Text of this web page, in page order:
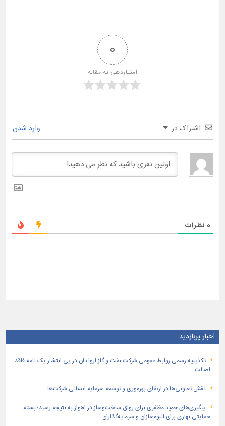
0
امتیازدهی به مقاله
اشتراک در وارد شدن
0 نظرات
اخبار پربازدید
تكذیبیه رسمی روابط عمومی شركت نفت و گاز اروندان در پی انتشار یک نامه فاقد
اصالت
نقش تعاونی‌ها در ارتقای بهره‌وری و توسعه سرمایه انسانی شرکت‌ها
پیگیری‌های حمید مظفری برای رونق ساخت‌وساز در اهواز به نتیجه رسید؛ بسته
حمایتی بهاری برای انبوه‌سازان و سرمایه‌گذاران